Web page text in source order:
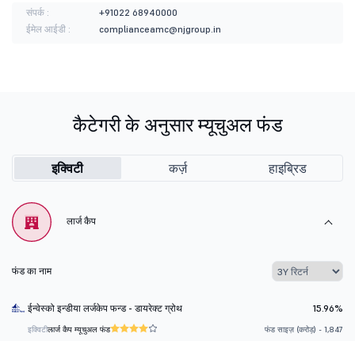
संपर्क :
+91022 68940000
ईमेल आईडी :
complianceamc@njgroup.in
कैटेगरी के अनुसार म्यूचुअल फंड
इक्विटी कर्ज़ हाइब्रिड
लार्ज कैप
फंड का नाम
ईन्वेस्को इन्डीया लर्जकेप फन्ड - डायरेक्ट ग्रोथ 15.96%
इक्विटीलार्ज कैप म्यूचुअल फंड फंड साइज़ (करोड़) - 1,847